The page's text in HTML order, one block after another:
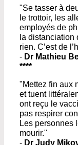
"Se tasser à
le trottoir, les
employés de
la distanciation
rien. C’est de
- Dr Mathieu
****
"Mettez fin aux
et tuent
ont reçu le
pas respirer
Les personnes
mourir."
- Dr Judy